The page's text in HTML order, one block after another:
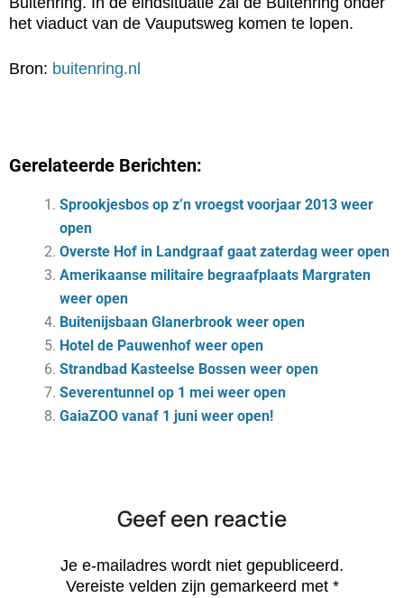
het viaduct van de Vauputsweg komen te lopen.
Bron: buitenring.nl
Gerelateerde Berichten:
Sprookjesbos op z’n vroegst voorjaar 2013 weer
open
Overste Hof in Landgraaf gaat zaterdag weer open
Amerikaanse militaire begraafplaats Margraten
weer open
Buitenijsbaan Glanerbrook weer open
Hotel de Pauwenhof weer open
Strandbad Kasteelse Bossen weer open
Severentunnel op 1 mei weer open
GaiaZOO vanaf 1 juni weer open!
Geef een reactie
Je e-mailadres wordt niet gepubliceerd.
Vereiste velden zijn gemarkeerd met *